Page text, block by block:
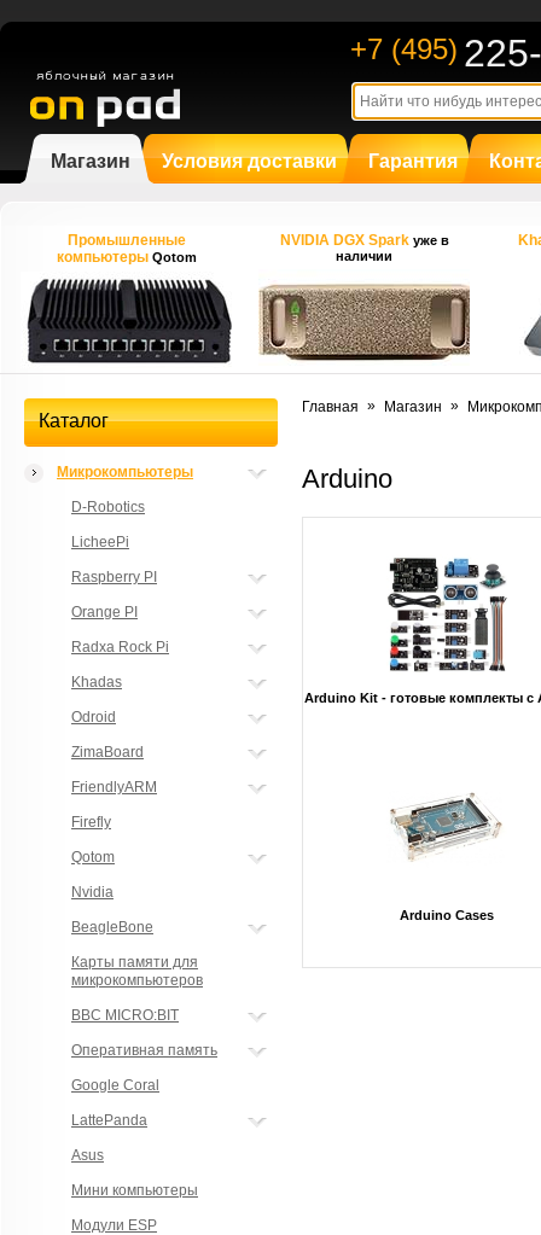
+7 (495)
Магазин Условия доставки Гарантия
Промышленные
компьютерыQotom
NVIDIA DGX Spark уже в
наличии
Каталог
Микрокомпьютеры
D-Robotics
LicheePi
Raspberry PI
Orange PI
Radxa Rock Pi
Khadas
Odroid
ZimaBoard
FriendlyARM
Firefly
Qotom
Nvidia
BeagleBone
Карты памяти для
микрокомпьютеров
BBC MICRO:BIT
Оперативная память
Google Coral
LattePanda
Asus
Мини компьютеры
Модули ESP
Главная » Магазин »
Arduino
Arduino Kit - готовые комплекты с
Arduino Cases